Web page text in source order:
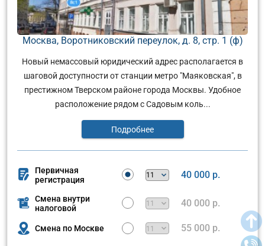
Москва, Воротниковский переулок, д. 8, стр. 1 (ф)
Новый немассовый юридический адрес располагается в
шаговой доступности от станции метро "Маяковская", в
престижном Тверском районе города Москвы. Удобное
расположение рядом с Садовым коль...
Подробнее
Первичная
регистрация
40 000 р.
Смена внутри
налоговой
40 000 р.
Смена по Москве 55 000 р.